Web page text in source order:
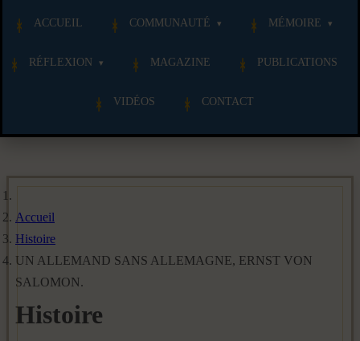
ACCUEIL COMMUNAUTÉ MÉMOIRE
RÉFLEXION MAGAZINE PUBLICATIONS
VIDÉOS CONTACT
Accueil
Histoire
UN ALLEMAND SANS ALLEMAGNE, ERNST VON
SALOMON.
Histoire